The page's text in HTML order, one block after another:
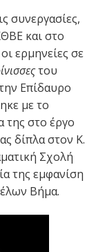
συνεργασίες,
και στο
ερμηνείες σε
του
Επίδαυρο
με το
της στο έργο
δίπλα στον Κ.
Σχολή
της εμφανίση
Βήμα.